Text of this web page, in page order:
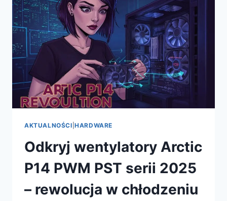
KONFIGURACJI
DLA
BEZPIECZNYCH
AKTUALIZACJI
AKTUALNOŚCI |HARDWARE
Odkryj wentylatory Arctic
P14 PWM PST serii 2025
– rewolucja w chłodzeniu